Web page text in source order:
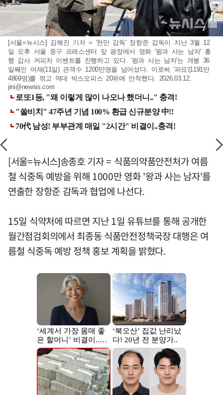
[서울=뉴시스] 김혜진 기자 = '천만 감독' 장항준 감독이 지난 3월 12
일 오후 서울 중구 프레스센터 앞 광장에서 영화 '왕과 사는 남자' 흥
행 감사 커피차 이벤트를 진행하고 있다. '왕과 사는 남자'는 개봉 36
일째인 어제(11일) 관객수 1200만명을 넘어섰다. 이로써 '파묘'(1191만
4869명)를 꺾고 역대 박스오피스 20위에 안착했다. 2026.03.12.
jini@newsis.com
[서울=뉴시스]송종호 기자 = 식품의약품안전처가 여름
철 식중독 예방을 위해 1000만 영화 '왕과 사는 남자'를
연출한 장항준 감독과 협업에 나선다.
15일 식약처에 따르면 지난 1일 유튜브를 통해 공개한
월간점검회의에서 최종동 식품안전정책국장 대행은 여
름철 식중독 예방 정책 홍보 계획을 밝혔다.